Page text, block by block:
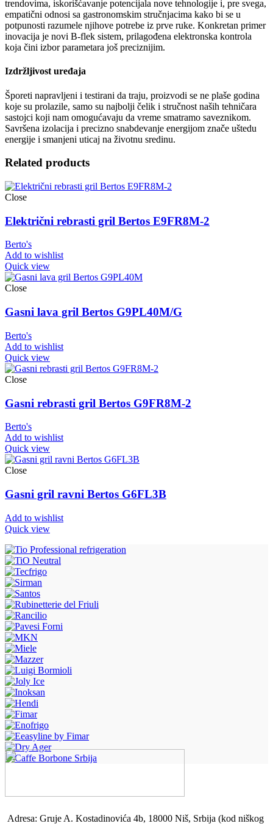
trendovima, iskorišćavanje potencijala nove tehnologije i, pre svega,
empatični odnosi sa gastronomskim stručnjacima kako bi se u
potpunosti razumele njihove potrebe iz prve ruke. Konkretan primer
inovacija je novi B-flek sistem, prilagođena elektronska kontrola
koja čini izbor parametara još preciznijim.
Izdržljivost uređaja
Šporeti napravljeni i testirani da traju, proizvodi se ne plaše godina
koje su prolazile, samo su najbolji čelik i stručnost naših tehničara
sastojci koji nam omogućavaju da vreme smatramo saveznikom.
Savršena izolacija i precizno snabdevanje energijom znače uštedu
energije i smanjeni uticaj na životnu sredinu.
Related products
Close
Električni rebrasti gril Bertos E9FR8M-2
Berto's
Add to wishlist
Quick view
Close
Gasni lava gril Bertos G9PL40M/G
Berto's
Add to wishlist
Quick view
Close
Gasni rebrasti gril Bertos G9FR8M-2
Berto's
Add to wishlist
Quick view
Close
Gasni gril ravni Bertos G6FL3B
Add to wishlist
Quick view
Adresa: Gruje A. Kostadinovića 4b, 18000 Niš, Srbija (kod niškog